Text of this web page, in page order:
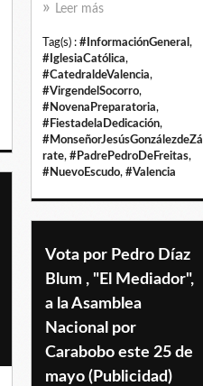
Leer más
Tag(s) : #InformaciónGeneral ,
#IglesiaCatólica,
#CatedraldeValencia,
#VirgendelSocorro,
#NovenaPreparatoria,
#FiestadelaDedicación,
#MonseñorJesúsGonzálezdeZá
rate, #PadrePedroDeFreitas,
#NuevoEscudo, #Valencia
Vota por Pedro Díaz
Blum , "El Mediador",
a la Asamblea
Nacional por
Carabobo este 25 de
mayo (Publicidad)